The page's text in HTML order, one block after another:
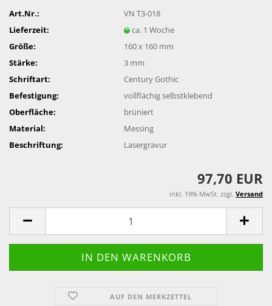
Art.Nr.:
VN T3-018
Lieferzeit:
ca. 1 Woche
Größe:
160 x 160 mm
Stärke:
3 mm
Schriftart:
Century Gothic
Befestigung:
vollflächig selbstklebend
Oberfläche:
brüniert
Material:
Messing
Beschriftung:
Lasergravur
97,70 EUR
inkl. 19% MwSt. zzgl. Versand
AUF DEN MERKZETTEL